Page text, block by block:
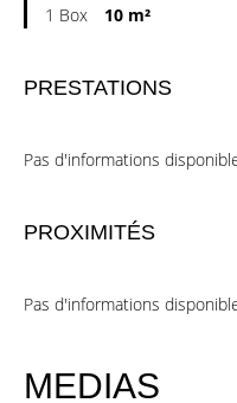
1 Box 10 m²
PRESTATIONS
Pas d'informations
PROXIMITÉS
Pas d'informations
MEDIAS